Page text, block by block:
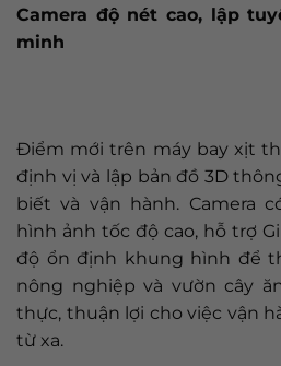
Camera độ nét cao, lập
minh
Điểm mới trên máy bay xịt
định vị và lập bản đồ 3D
biết và vận hành. Camera
hình ảnh tốc độ cao, hỗ trợ
độ ổn định khung hình để
nông nghiệp và vườn cây
thực, thuận lợi cho việc vận
từ xa.